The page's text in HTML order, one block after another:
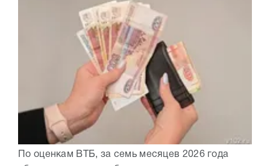
По оценкам ВТБ, за семь месяцев 2026 года